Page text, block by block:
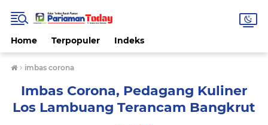
Home Terpopuler Indeks
› imbas corona
Imbas Corona, Pedagang Kuliner
Los Lambuang Terancam Bangkrut